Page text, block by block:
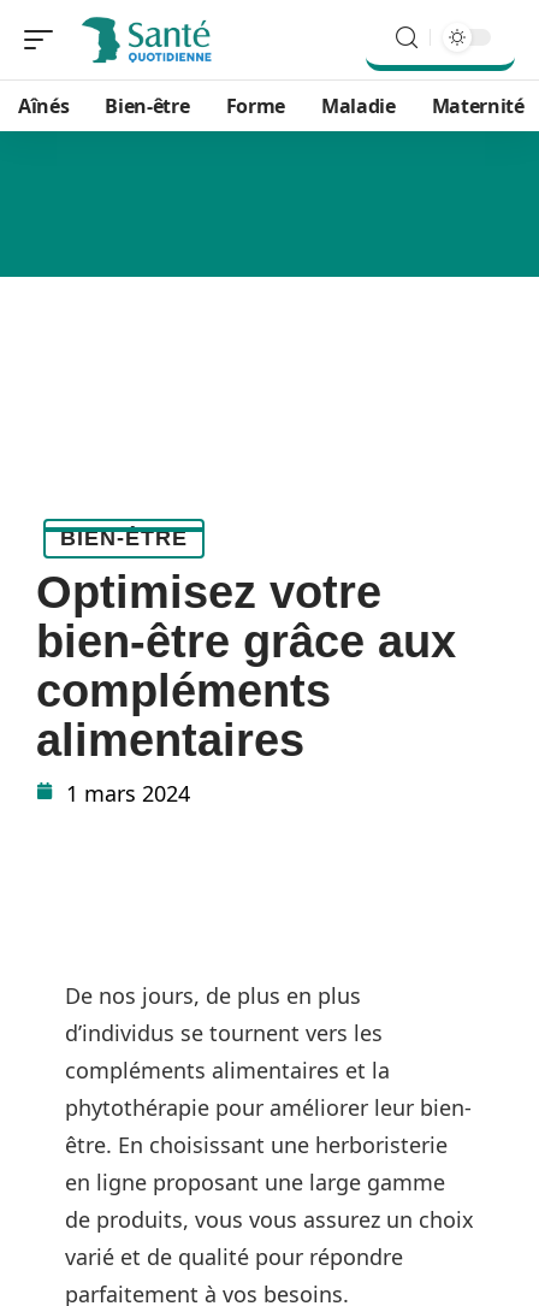
Aînés Bien-être Forme Maladie Maternité
BIEN-ÊTRE
Optimisez votre
bien-être grâce aux
compléments
alimentaires
1 mars 2024
De nos jours, de plus en plus
d’individus se tournent vers les
compléments alimentaires et la
phytothérapie pour améliorer leur bien-
être. En choisissant une herboristerie
en ligne proposant une large gamme
de produits, vous vous assurez un choix
varié et de qualité pour répondre
parfaitement à vos besoins.